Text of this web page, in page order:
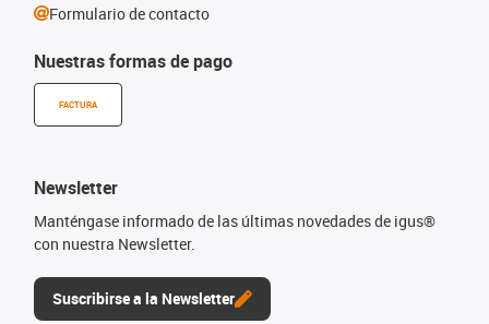
Nuestras formas de pago
FACTURA
Newsletter
Manténgase informado de las últimas novedades de igus®
con nuestra Newsletter.
Suscribirse a la Newsletter
Formulario de contacto